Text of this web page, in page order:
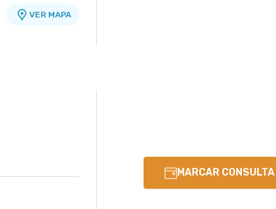
VER MAPA
MARCAR CONSULTA